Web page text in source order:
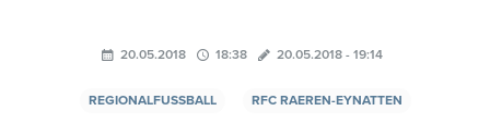
20.05.2018 18:38 20.05.2018 - 19:14
REGIONALFUSSBALL RFC RAEREN-EYNATTEN